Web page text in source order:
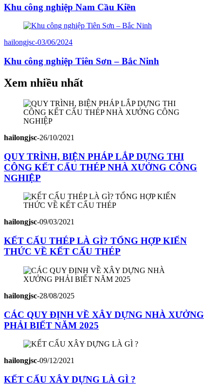
Khu công nghiệp Nam Cầu Kiền
hailongjsc-03/06/2024
Khu công nghiệp Tiên Sơn – Bắc Ninh
Xem nhiều nhất
hailongjsc-26/10/2021
QUY TRÌNH, BIỆN PHÁP LẮP DỰNG THI
CÔNG KẾT CẤU THÉP NHÀ XƯỞNG CÔNG
NGHIỆP
hailongjsc-09/03/2021
KẾT CẤU THÉP LÀ GÌ? TỔNG HỢP KIẾN
THỨC VỀ KẾT CẤU THÉP
hailongjsc-28/08/2025
CÁC QUY ĐỊNH VỀ XÂY DỰNG NHÀ XƯỞNG
PHẢI BIẾT NĂM 2025
hailongjsc-09/12/2021
KẾT CẤU XÂY DỰNG LÀ GÌ ?